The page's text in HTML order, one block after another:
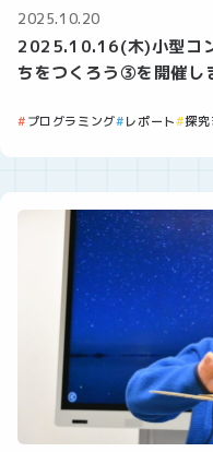
2025.10.20
2025.10.16(木)小型コ
ちをつくろう③を開催し
プログラミング レポート 探